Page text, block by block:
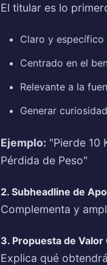
El titular es lo
Claro y específico
Centrado en el
Relevante a la
Generar
Ejemplo: "Pierde 10
Pérdida de Peso"
2. Subheadline de
Complementa y
3. Propuesta de Valor
Explica qué